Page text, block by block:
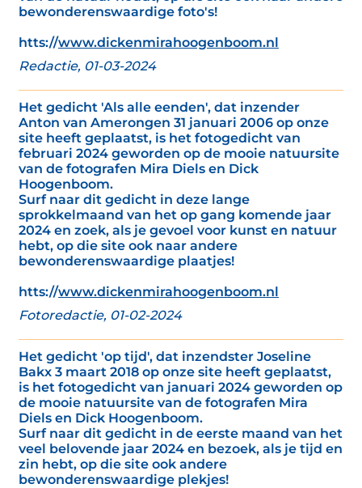
bewonderenswaardige foto's!
htts://www.dickenmirahoogenboom.nl
Redactie, 01-03-2024
Het gedicht 'Als alle eenden', dat inzender
Anton van Amerongen 31 januari 2006 op onze
site heeft geplaatst, is het fotogedicht van
februari 2024 geworden op de mooie natuursite
van de fotografen Mira Diels en Dick
Hoogenboom.
Surf naar dit gedicht in deze lange
sprokkelmaand van het op gang komende jaar
2024 en zoek, als je gevoel voor kunst en natuur
hebt, op die site ook naar andere
bewonderenswaardige plaatjes!
htts://www.dickenmirahoogenboom.nl
Fotoredactie, 01-02-2024
Het gedicht 'op tijd', dat inzendster Joseline
Bakx 3 maart 2018 op onze site heeft geplaatst,
is het fotogedicht van januari 2024 geworden op
de mooie natuursite van de fotografen Mira
Diels en Dick Hoogenboom.
Surf naar dit gedicht in de eerste maand van het
veel belovende jaar 2024 en bezoek, als je tijd en
zin hebt, op die site ook andere
bewonderenswaardige plekjes!